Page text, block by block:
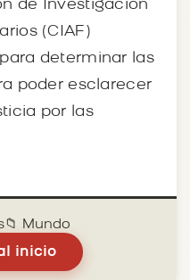
de Investigación
(CIAF)
determinar las
poder esclarecer
por las
📁 Mundo
inicio